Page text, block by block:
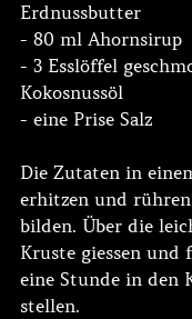
Erdnussbutter
- 80 ml Ahornsirup
- 3 Esslöffel
Kokosnussöl
- eine Prise Salz
Die Zutaten in
erhitzen und
bilden. Über die
Kruste giessen und
eine Stunde in den
stellen.